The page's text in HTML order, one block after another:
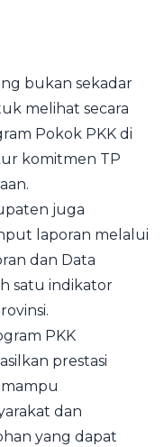
bukan sekadar
melihat secara
Pokok PKK di
komitmen TP
juga
laporan melalui
dan Data
satu indikator
PKK
prestasi
dan
yang dapat